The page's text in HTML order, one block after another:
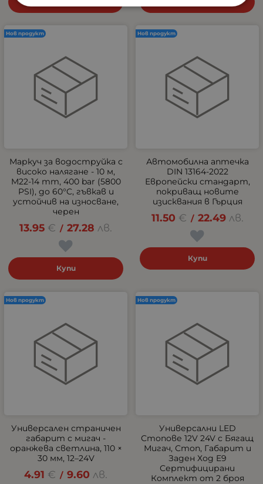
Маркуч за водоструйка с
високо налягане - 10 м,
M22-14 mm, 400 bar (5800
PSI), до 60°C, гъвкав и
устойчив на износване,
черен
13.95 € / 27.28 лв.
Купи
Нов продукт
Автомобилна аптечка
DIN 13164-2022
Европейски стандарт,
покриващ новите
изисквания в Гърция
11.50 € / 22.49 лв.
Купи
Нов продукт
Универсален страничен
габарит с мигач -
оранжева светлина, 110 ×
30 мм, 12–24V
4.91 € / 9.60 лв.
Нов продукт
Универсални LED
Стопове 12V 24V с Бягащ
Мигач, Стоп, Габарит и
Заден Ход E9
Сертифицирани
Комплект от 2 броя
Нов продукт